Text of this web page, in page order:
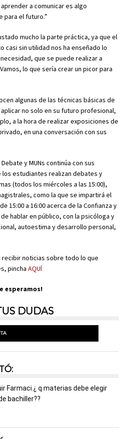
a comunicar es algo
para el futuro.”
mucho la parte práctica, ya que el
casi sin utilidad nos ha enseñado lo
que se puede realizar a
lo que sería crear un picor para
algunas de las técnicas básicas de
no solo en su futuro profesional,
a la hora de realizar exposiciones de
en una conversación con sus
y MUNs continúa con sus
estudiantes realizan debates y
(todos los miércoles a las 15:00),
como la que se impartirá el
15:00 a 16:00 acerca de la Confianza y
hablar en público, con la psicóloga y
autoestima y desarrollo personal,
recibir noticias sobre todo lo que
pincha AQUÍ
esperamos!
DUDAS
Farmaci.¿ q materias debe elegir
bachiller??